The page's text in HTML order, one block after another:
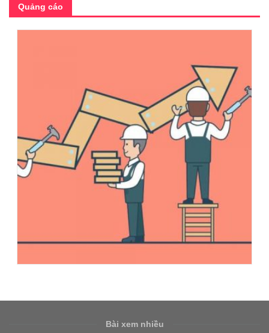
Quảng cáo
Bài xem nhiều